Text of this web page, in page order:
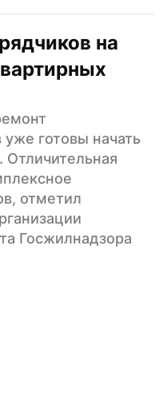
на
готовы начать
Отличительная
отметил
Госжилнадзора